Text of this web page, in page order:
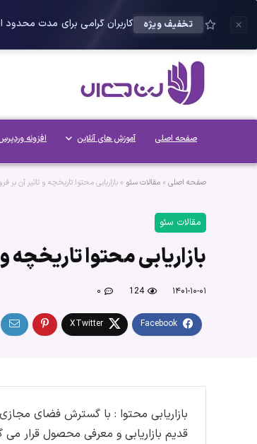
تخفیف ویژه کاربران گرامی برای مدت محدود اشتراک 1 ساله پلاس را می توانید با 25 درصد
صفحه اصلی آموزش های آنلاین افزونه
صفحه اصلی » مقالات سئو » بازاریابی محتوا تاریخچه و تاثیر آن بر
مقالات سئو
بازاریابی محتوا تاریخچه
۱۴۰۱-۱۰-۰۱ 124 ۰
بازاریابی محتوا : با گسترش فضای
قدیم بازاریابی و معرفی محصول قرار